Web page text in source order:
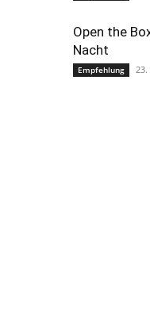
Open the
Nacht
Empfehlung 23.